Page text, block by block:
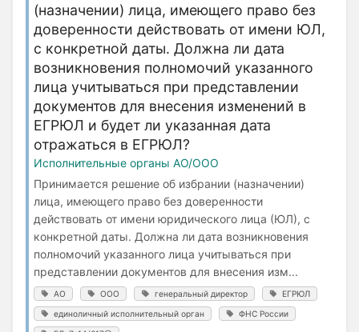
(назначении) лица, имеющего право без
доверенности действовать от имени ЮЛ,
с конкретной даты. Должна ли дата
возникновения полномочий указанного
лица учитываться при представлении
документов для внесения изменений в
ЕГРЮЛ и будет ли указанная дата
отражаться в ЕГРЮЛ?
Исполнительные органы АО/ООО
Принимается решение об избрании (назначении)
лица, имеющего право без доверенности
действовать от имени юридического лица (ЮЛ), с
конкретной даты. Должна ли дата возникновения
полномочий указанного лица учитываться при
представлении документов для внесения изм...
АО ООО генеральный директор ЕГРЮЛ
единоличный исполнительный орган ФНС России